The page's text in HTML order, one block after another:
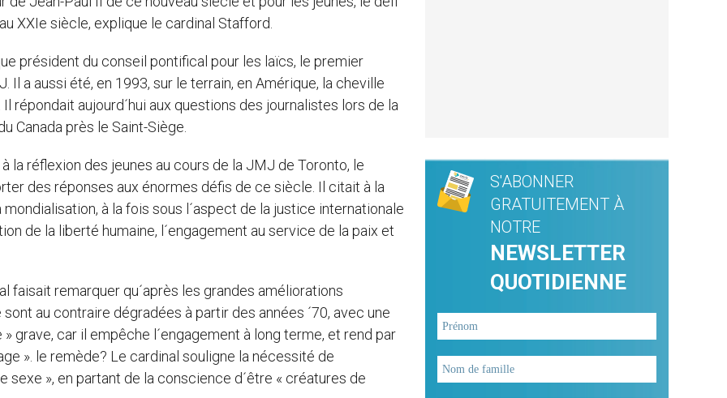
XXIe siècle, explique le cardinal Stafford.
président du conseil pontifical pour les laïcs, le premier
Il a aussi été, en 1993, sur le terrain, en Amérique, la cheville
répondait aujourd´hui aux questions des journalistes lors de la
Canada près le Saint-Siège.
la réflexion des jeunes au cours de la JMJ de Toronto, le
des réponses aux énormes défis de ce siècle. Il citait à la
à la fois sous l´aspect de la justice internationale
de la liberté humaine, l´engagement au service de la paix et
faisait remarquer qu´après les grandes améliorations
au contraire dégradées à partir des années ´70, avec une
grave, car il empêche l´engagement à long terme, et rend par
». le remède? Le cardinal souligne la nécessité de
sexe », en partant de la conscience d´être « créatures de
S'ABONNER
GRATUITEMENT À
NOTRE
NEWSLETTER
QUOTIDIENNE